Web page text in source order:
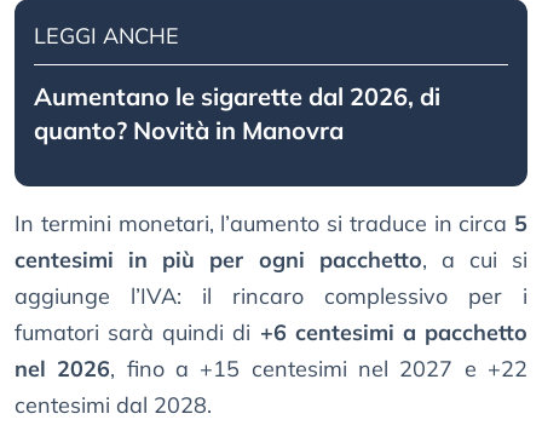
LEGGI ANCHE
Aumentano le sigarette dal 2026, di
quanto? Novità in Manovra
In termini monetari, l’aumento si traduce in circa 5
centesimi in più per ogni pacchetto, a cui si
aggiunge l’IVA: il rincaro complessivo per i
fumatori sarà quindi di +6 centesimi a pacchetto
nel 2026, fino a +15 centesimi nel 2027 e +22
centesimi dal 2028.